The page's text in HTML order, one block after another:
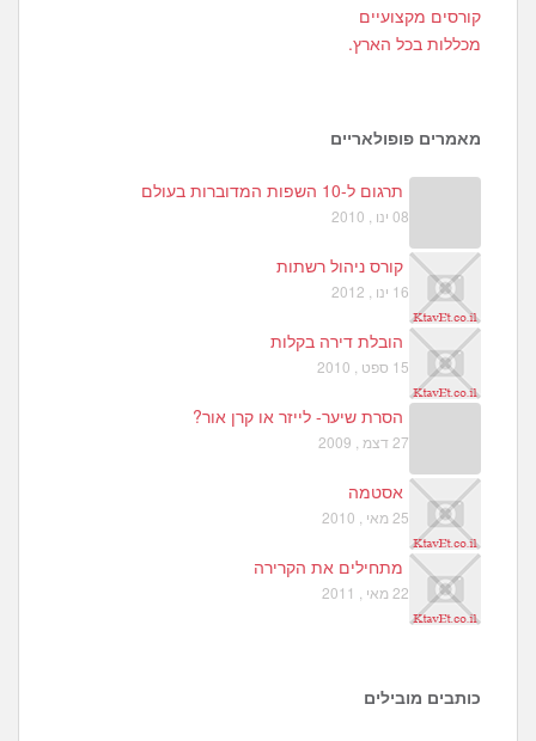
9
7
קורסים מקצועיים
מכללות בכל הארץ.
מאמרים פופולאריים
תרגום ל-10 השפות המדוברות בעולם
08 ינו , 2010
קורס ניהול רשתות
16 ינו , 2012
הובלת דירה בקלות
15 ספט , 2010
הסרת שיער- לייזר או קרן אור?
27 דצמ , 2009
אסטמה
25 מאי , 2010
מתחילים את הקרירה
22 מאי , 2011
כותבים מובילים